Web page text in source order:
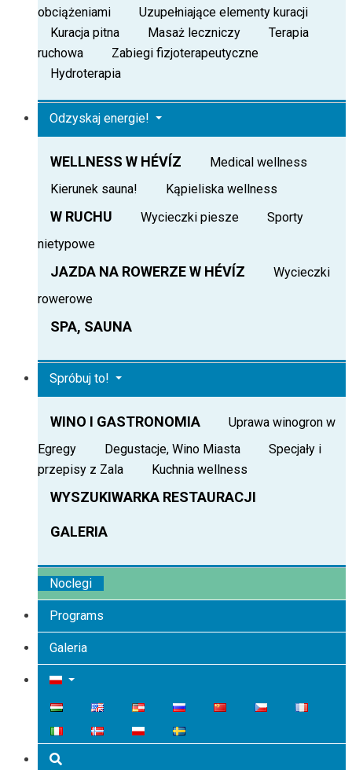
obciążeniami
Uzupełniające elementy kuracji
Kuracja pitna
Masaż leczniczy
Terapia
ruchowa
Zabiegi fizjoterapeutyczne
Hydroterapia
Odzyskaj energie!
WELLNESS W HÉVÍZ
Medical wellness
Kierunek sauna!
Kąpieliska wellness
W RUCHU Wycieczki piesze
Sporty
nietypowe
JAZDA NA ROWERZE W HÉVÍZ
Wycieczki
rowerowe
SPA, SAUNA
Spróbuj to!
WINO I GASTRONOMIA
Uprawa winogron w
Egregy
Degustacje, Wino Miasta
Specjały i
przepisy z Zala
Kuchnia wellness
WYSZUKIWARKA RESTAURACJI
GALERIA
Noclegi
Programs
Galeria